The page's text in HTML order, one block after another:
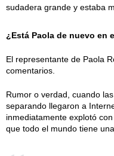
sudadera grande y estaba
¿Está Paola de nuevo en
El representante de Paola
comentarios.
Rumor o verdad, cuando
separando llegaron a
inmediatamente explotó
que todo el mundo tiene